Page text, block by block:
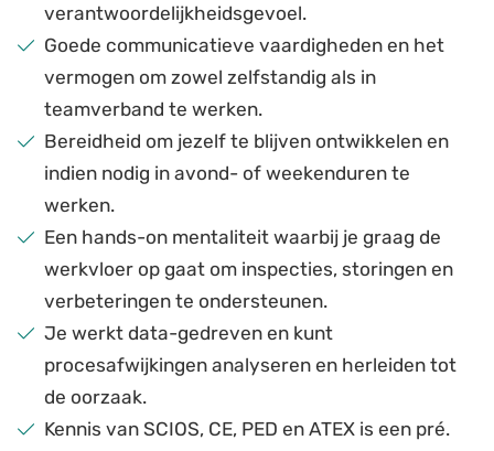
verantwoordelijkheidsgevoel.
Goede communicatieve vaardigheden en het
vermogen om zowel zelfstandig als in
teamverband te werken.
Bereidheid om jezelf te blijven ontwikkelen en
indien nodig in avond- of weekenduren te
werken.
Een hands-on mentaliteit waarbij je graag de
werkvloer op gaat om inspecties, storingen en
verbeteringen te ondersteunen.
Je werkt data-gedreven en kunt
procesafwijkingen analyseren en herleiden tot
de oorzaak.
Kennis van SCIOS, CE, PED en ATEX is een pré.